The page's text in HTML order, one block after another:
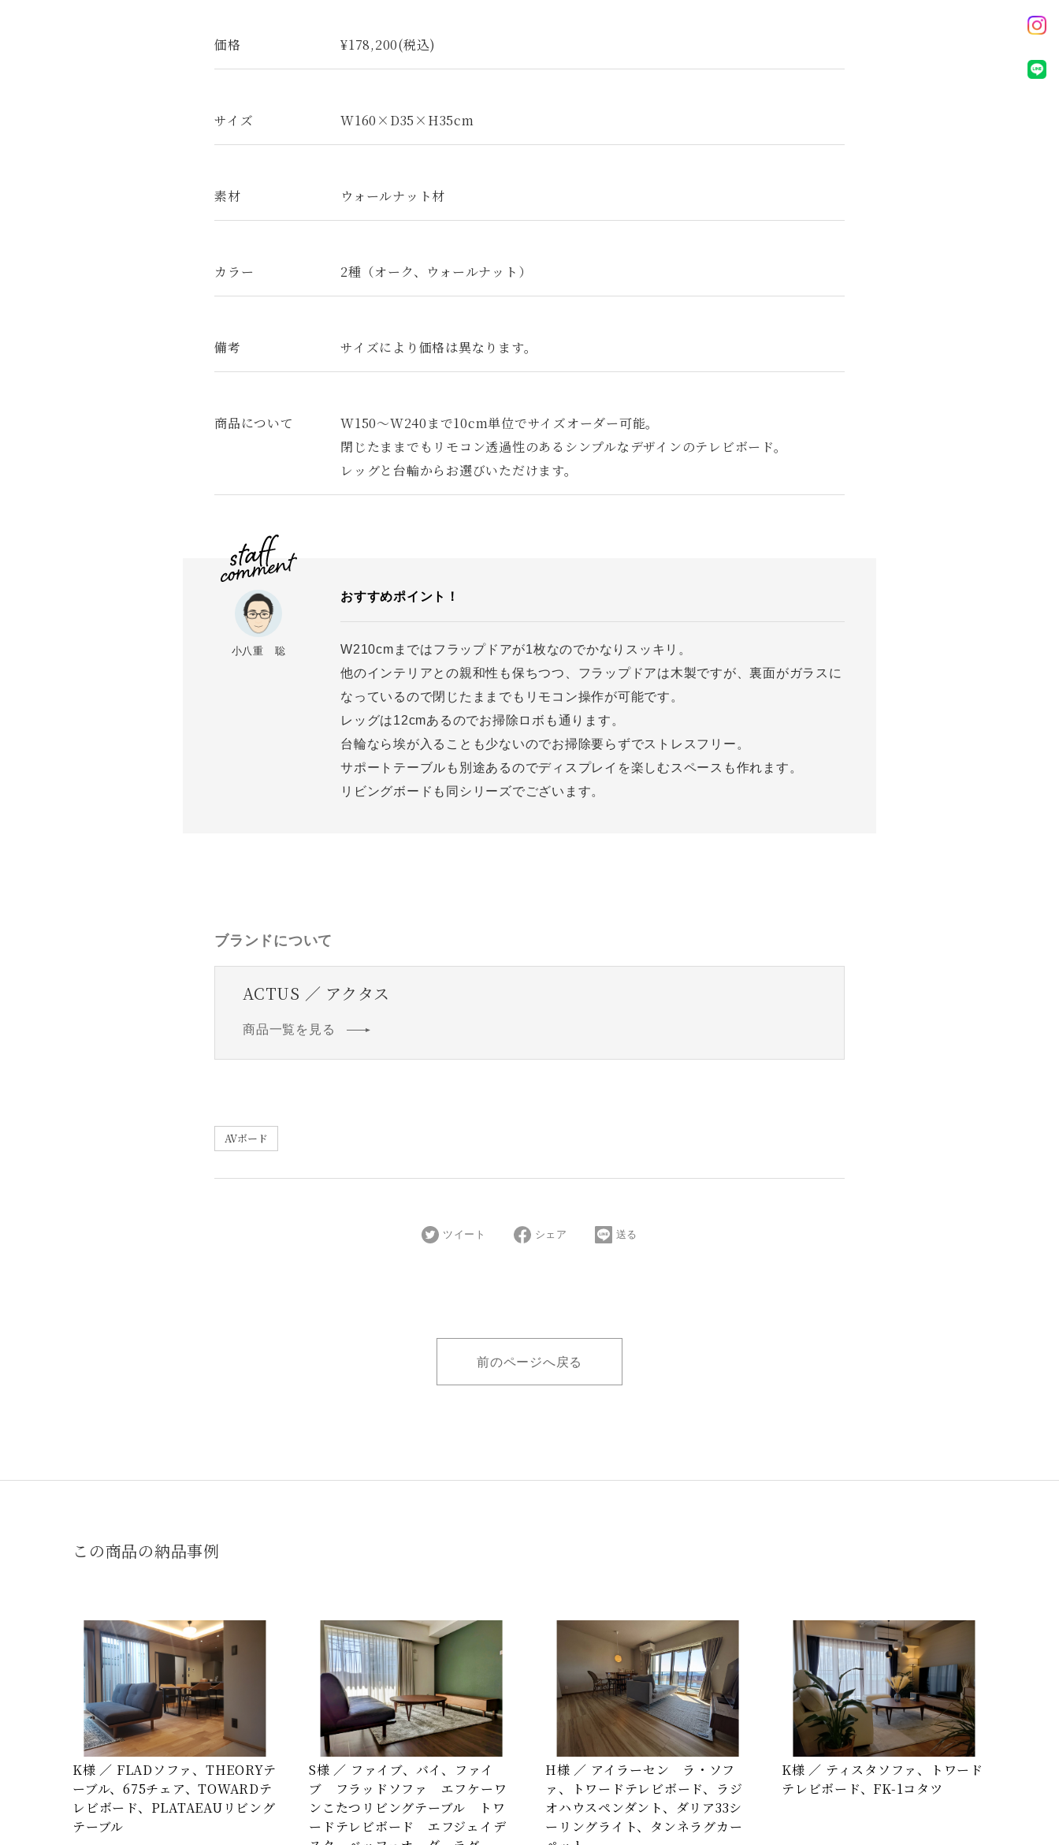
価格 ¥178,200(税込)
サイズ W160×D35×H35cm
素材 ウォールナット材
カラー 2種（オーク、ウォールナット）
備考 サイズにより価格は異なります。
商品について
W150～W240まで10cm単位でサイズオーダー可能。
閉じたままでもリモコン透過性のあるシンプルなデザインのテレビボード。
レッグと台輪からお選びいただけます。
小八重 聡
おすすめポイント！
W210cmまではフラップドアが1枚なのでかなりスッキリ。
他のインテリアとの親和性も保ちつつ、フラップドアは木製ですが、裏面がガラスに
なっているので閉じたままでもリモコン操作が可能です。
レッグは12cmあるのでお掃除ロボも通ります。
台輪なら埃が入ることも少ないのでお掃除要らずでストレスフリー。
サポートテーブルも別途あるのでディスプレイを楽しむスペースも作れます。
リビングボードも同シリーズでございます。
ブランドについて
ACTUS ／ アクタス
商品一覧を見る
AVボード
ツイート シェア 送る
前のページへ戻る
この商品の納品事例
K様 ／ FLADソファ、THEORYテ
ーブル、675チェア、TOWARDテ
レビボード、PLATAEAUリビング
テーブル
S様 ／ ファイブ、バイ、ファイ
ブ フラッドソファ エフケーワ
ンこたつリビングテーブル トワ
ードテレビボード エフジェイデ
H様 ／ アイラーセン ラ・ソフ
ァ、トワードテレビボード、ラジ
オハウスペンダント、ダリア33シ
ーリングライト、タンネラグカー
K様 ／ ティスタソファ、トワード
テレビボード、FK-1コタツ